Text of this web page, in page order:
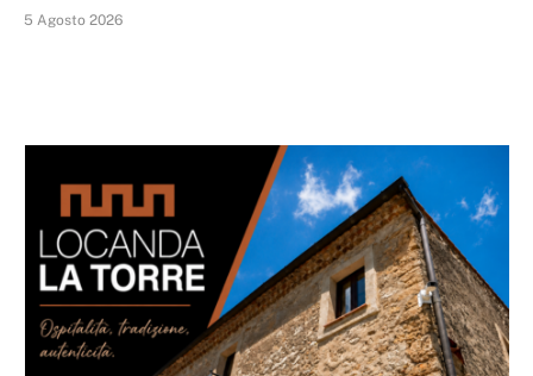
5 Agosto 2026